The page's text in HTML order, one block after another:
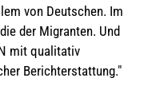
von Deutschen. Im
der Migranten. Und
mit qualitativ
Berichterstattung."